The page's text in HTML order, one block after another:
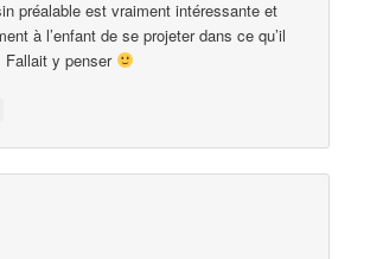
préalable est vraiment intéressante et
à l’enfant de se projeter dans ce qu’il
Fallait y penser